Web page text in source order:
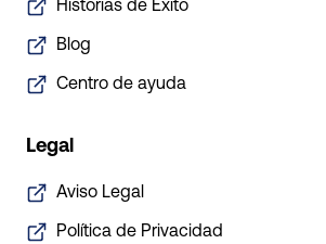
Historias de Éxito
Blog
Centro de ayuda
Legal
Aviso Legal
Política de Privacidad